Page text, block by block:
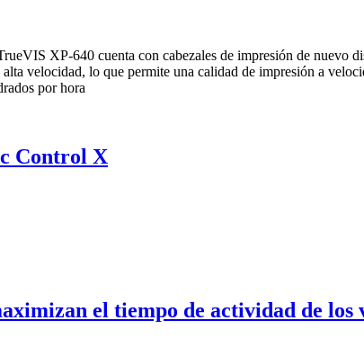
Control X
el tiempo de actividad de